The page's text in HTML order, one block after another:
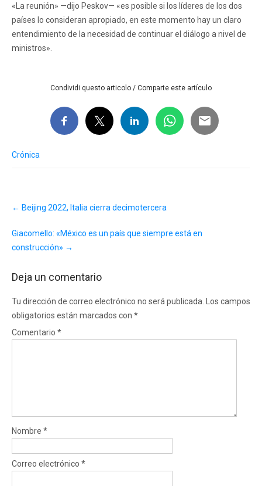
«La reunión» —dijo Peskov— «es posible si los líderes de los dos
países lo consideran apropiado, en este momento hay un claro
entendimiento de la necesidad de continuar el diálogo a nivel de
ministros».
Condividi questo articolo / Comparte este artículo
Crónica
navigation
← Beijing 2022, Italia cierra decimotercera
Giacomello: «México es un país que siempre está en
construcción» →
Deja un comentario
Tu dirección de correo electrónico no será publicada.
Los campos
obligatorios están marcados con *
Comentario *
Nombre *
Correo electrónico *